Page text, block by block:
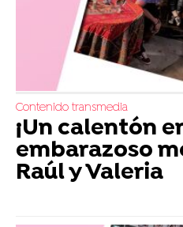
Contenido transmedia
¡Un calentón
embarazoso
Raúl y Valeria